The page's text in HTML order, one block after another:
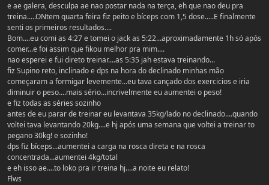
e ae galera, desculpa ae nao postar nada na terça, eh que nao deu pra
treina.....ONtem quarta feira fiz peito e bíceps com 1,5 dose.....E finalmente
senti os primeiros resultados....
Bom....eu comi as 4:27 e tomei o jack as 5:22...aproximadamente 1h só após
comer...e foi assim que fikou melhor pra mim....
nao esperei e fui direto treinar....as 5:35 jah estava treinando...
fiz Supino reto, inclinado e dps na hora do declinado minhas mão
começaram a formigar levemente...eu tava cançado dos exercicios e iria
diminuir o peso....mais sério...incrivelmente eu aumentei o peso!
e fiz todas as séries sozinho
antes de eu parar de treinar eu levantava 35kg/lado no declinado....quando
voltei tava levantando 20kg....e hj após uma semana que voltei a treinar to
pegano 30kg! e sozinho!
dps fiz bíceps...aumentei a carga na rosca direta e na rosca
concentrada...aumentei 4kg/total
e eh isso ae....to loko pra ir treina hj....a noite eu relato!
Flws